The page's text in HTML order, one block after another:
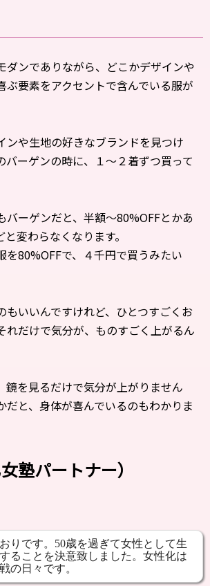
ダンでありながら、どこかデザインや
ぶ要素をアクセントで含んでいる服が
ンや生地の好きなブランドを見つけ
バーゲンの時に、１〜２着ずつ買って
バーゲンだと、半額〜80%OFFとかあ
変わらなくなります。
を80%OFFで、４千円で買うみたい
もいいんですけれど、ひとつすごくお
れだけで気分が、ものすごく上がるん
鏡を見るだけで気分が上がりません
だと、身体が喜んでいるのもわかりま
塾パートナー）
りです。50歳を過ぎて女性として生
ることを決意致しました。女性化は
の日々です。